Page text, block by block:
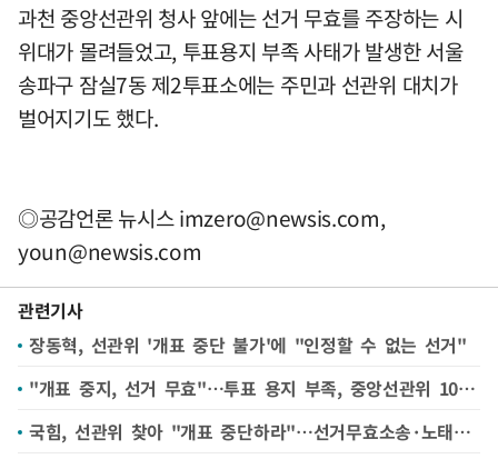
과천 중앙선관위 청사 앞에는 선거 무효를 주장하는 시
위대가 몰려들었고, 투표용지 부족 사태가 발생한 서울
송파구 잠실7동 제2투표소에는 주민과 선관위 대치가
벌어지기도 했다.
◎공감언론 뉴시스imzero@newsis.com,
youn@newsis.com
관련기사
장동혁, 선관위 '개표 중단 불가'에 "인정할 수 없는 선거"
"개표 중지, 선거 무효"…투표 용지 부족, 중앙선관위 1000명 모여(종합2보)
국힘, 선관위 찾아 "개표 중단하라"…선거무효소송·노태악 탄핵안 등 검토(종합)